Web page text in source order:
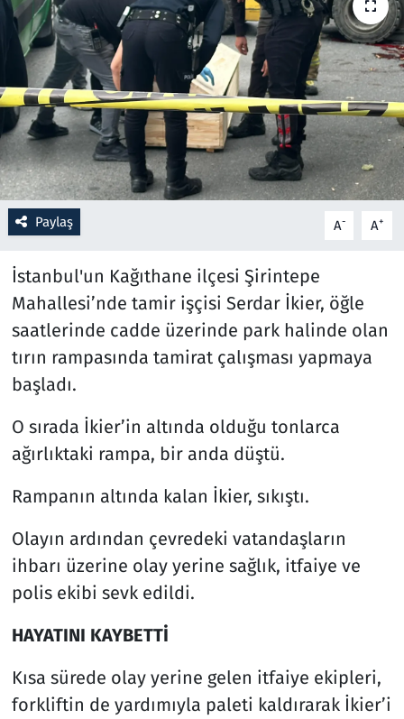
Paylaş A- A+
İstanbul'un Kağıthane ilçesi Şirintepe
Mahallesi’nde tamir işçisi Serdar İkier, öğle
saatlerinde cadde üzerinde park halinde olan
tırın rampasında tamirat çalışması yapmaya
başladı.
O sırada İkier’in altında olduğu tonlarca
ağırlıktaki rampa, bir anda düştü.
Rampanın altında kalan İkier, sıkıştı.
Olayın ardından çevredeki vatandaşların
ihbarı üzerine olay yerine sağlık, itfaiye ve
polis ekibi sevk edildi.
HAYATINI KAYBETTİ
Kısa sürede olay yerine gelen itfaiye ekipleri,
forkliftin de yardımıyla paleti kaldırarak İkier’i
Oyun
Ramazan
Resmi İlanlar
Rüya Tabirleri
Sağlık
Savunma Sanayi
Seçim 2023
Spor
Teknoloji ve Bilim
Televizyon